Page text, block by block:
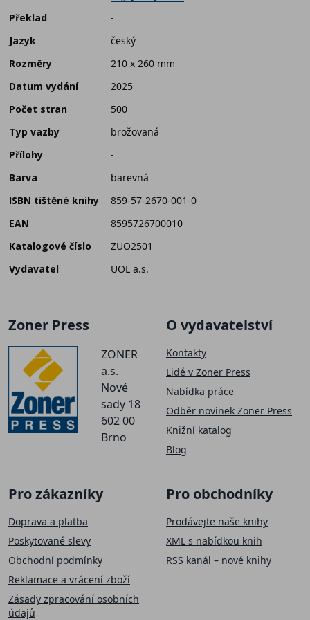
Překlad
-
Jazyk
český
Rozměry
210 x 260 mm
Datum vydání
2025
Počet stran
500
Typ vazby
brožovaná
Přílohy
-
Barva
barevná
ISBN tištěné knihy
859-57-2670-001-0
EAN
8595726700010
Katalogové číslo
ZUO2501
Vydavatel
UOL a.s.
Zoner Press
ZONER
a.s.
Nové
sady 18
602 00
Brno
O vydavatelství
Kontakty
Lidé v Zoner Press
Nabídka práce
Odběr novinek Zoner Press
Knižní katalog
Blog
Pro zákazníky
Doprava a platba
Poskytované slevy
Obchodní podmínky
Reklamace a vrácení zboží
Zásady zpracování osobních
údajů
Pro obchodníky
Prodávejte naše knihy
XML s nabídkou knih
RSS kanál – nové knihy